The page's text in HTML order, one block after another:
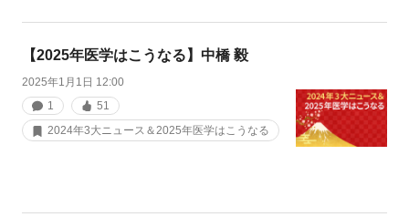
【2025年医学はこうなる】中橋 毅
2025年1月1日 12:00
1
51
2024年3大ニュース＆2025年医学はこうなる